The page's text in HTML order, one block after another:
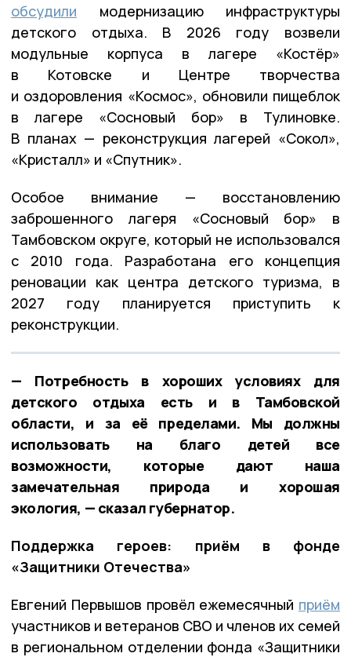
обсудили модернизацию инфраструктуры
детского отдыха. В 2026 году возвели
модульные корпуса в лагере «Костёр»
в Котовске и Центре творчества
и оздоровления «Космос», обновили пищеблок
в лагере «Сосновый бор» в Тулиновке.
В планах — реконструкция лагерей «Сокол»,
«Кристалл» и «Спутник».
Особое внимание — восстановлению
заброшенного лагеря «Сосновый бор» в
Тамбовском округе, который не использовался
с 2010 года. Разработана его концепция
реновации как центра детского туризма, в
2027 году планируется приступить к
реконструкции.
— Потребность в хороших условиях для
детского отдыха есть и в Тамбовской
области, и за её пределами. Мы должны
использовать на благо детей все
возможности, которые дают наша
замечательная природа и хорошая
экология, — сказал губернатор.
Поддержка героев: приём в фонде
«Защитники Отечества»
Евгений Первышов провёл ежемесячный приём
участников и ветеранов СВО и членов их семей
в региональном отделении фонда «Защитники